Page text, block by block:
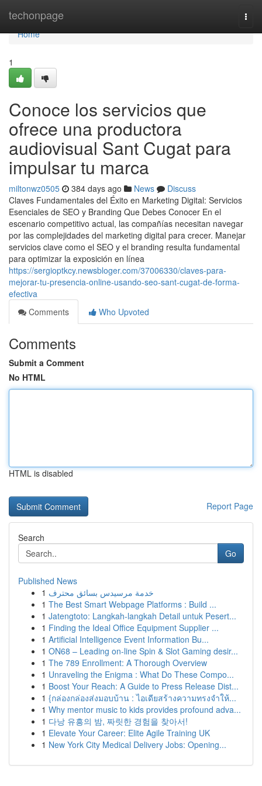
techonpage
Home
Home
1
Conoce los servicios que
ofrece una productora
audiovisual Sant Cugat para
impulsar tu marca
miltonwz0505 384 days ago News
Discuss
Claves Fundamentales del Éxito en Marketing Digital: Servicios
Esenciales de SEO y Branding Que Debes Conocer En el
escenario competitivo actual, las compañías necesitan navegar
por las complejidades del marketing digital para crecer. Manejar
servicios clave como el SEO y el branding resulta fundamental
para optimizar la exposición en línea
https://sergioptkcy.newsbloger.com/37006330/claves-para-
mejorar-tu-presencia-online-usando-seo-sant-cugat-de-forma-
efectiva
Comments
Who Upvoted
Comments
Submit a Comment
No HTML
HTML is disabled
Report Page
Search
Go
Published News
1 خدمة مرسيدس بسائق محترف
1 The Best Smart Webpage Platforms : Build ...
1 Jatengtoto: Langkah-langkah Detail untuk Pesert...
1 Finding the Ideal Office Equipment Supplier ...
1 Artificial Intelligence Event Information Bu...
1 ON68 – Leading on-line Spin & Slot Gaming desir...
1 The 789 Enrollment: A Thorough Overview
1 Unraveling the Enigma : What Do These Compo...
1 Boost Your Reach: A Guide to Press Release Dist...
1 {กล่องกล่องส่งมอบบ้าน : ไอเดียสร้างความทรงจำให้...
1 Why mentor music to kids provides profound adva...
1 다낭 유흥의 밤, 짜릿한 경험을 찾아서!
1 Elevate Your Career: Elite Agile Training UK
1 New York City Medical Delivery Jobs: Opening...